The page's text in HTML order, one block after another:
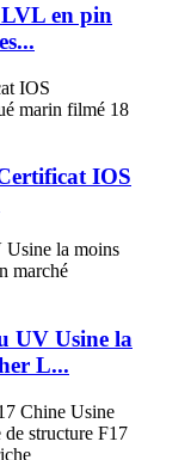
en pin
IOS
UV Usine la
L...